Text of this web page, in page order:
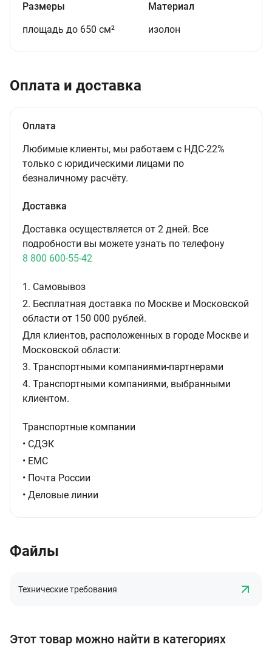
Размеры
площадь до 650 см²
Материал
изолон
Оплата и доставка
Оплата
Любимые клиенты, мы работаем с НДС-22%
только с юридическими лицами по
безналичному расчёту.
Доставка
Доставка осуществляется от 2 дней. Все
подробности вы можете узнать по телефону
8 800 600-55-42
1. Самовывоз
2. Бесплатная доставка по Москве и Московской
области от 150 000 рублей.
Для клиентов, расположенных в городе Москве и
Московской области:
3. Транспортными компаниями-партнерами
4. Транспортными компаниями, выбранными
клиентом.
Транспортные компании
• СДЭК
• ЕМС
• Почта России
• Деловые линии
Файлы
Технические требования
Этот товар можно найти в категориях